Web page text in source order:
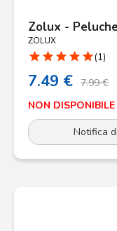
Zolux -
ZOLUX
star star star star star(1)
7.49 € 7.99 €
NON DISPONIBILE
Notifica